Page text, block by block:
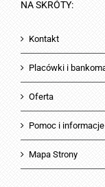
NA SKRÓTY:
Kontakt
Placówki i
Oferta
Pomoc i informacje
Mapa Strony